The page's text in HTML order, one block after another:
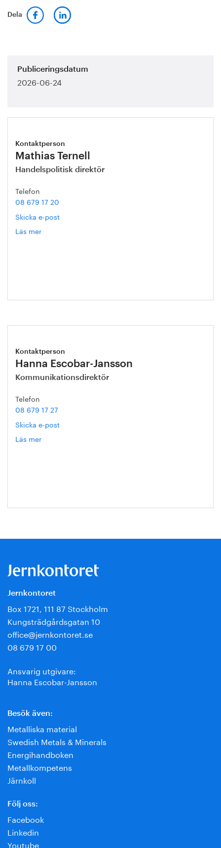
Dela
Publiceringsdatum
2026-06-24
Kontaktperson
Mathias Ternell
Handelspolitisk direktör
Telefon
08 679 17 20
Skicka e-post
Läs mer
Kontaktperson
Hanna Escobar-Jansson
Kommunikationsdirektör
Telefon
08 679 17 27
Skicka e-post
Läs mer
Jernkontoret
Box 1721, 111 87 Stockholm
Kungsträdgårdsgatan 10
office@jernkontoret.se
08 679 17 00
Ansvarig utgivare:
Hanna Escobar-Jansson
Besök även:
Metalliska material
Swedish Metals & Minerals
Energihandboken
Metallkompetens
Järnkoll
Följ oss:
Facebook
Linkedin
Youtube